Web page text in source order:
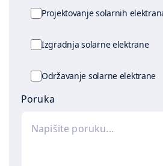
Projektovanje solarnih
Izgradnja solarne elektrane
Održavanje solarne elektrane
Poruka